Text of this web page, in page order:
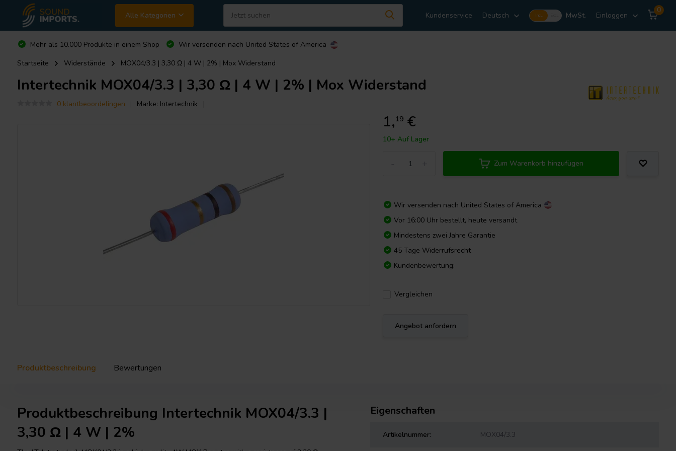
Alle Kategorien Kundenservice Deutsch Incl. MwSt. Einloggen
0
Mehr als 10.000 Produkte in einem Shop Wir versenden nach United States of America
Startseite
Widerstände MOX04/3.3 | 3,30 Ω | 4 W | 2% | Mox Widerstand
Intertechnik MOX04/3.3 | 3,30 Ω | 4 W | 2% | Mox Widerstand
0 klantbeoordelingen Marke: Intertechnik
1,19 €
10+ Auf Lager
Zum Warenkorb hinzufügen
Wir versenden nach United States of America
Vor 16:00 Uhr bestellt, heute versandt
Mindestens zwei Jahre Garantie
45 Tage Widerrufsrecht
Kundenbewertung:
Vergleichen
Angebot anfordern
Produktbeschreibung Bewertungen
Produktbeschreibung Intertechnik MOX04/3.3 |
3,30 Ω | 4 W | 2%
Eigenschaften
Artikelnummer: MOX04/3.3